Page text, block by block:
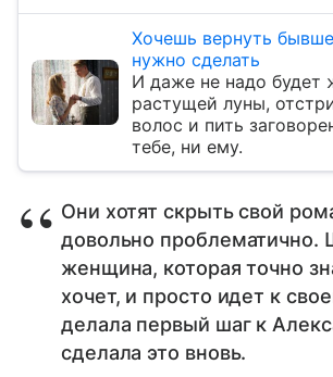
Хочешь вернуть
нужно сделать
И даже не надо будет
растущей луны,
волос и пить
тебе, ни ему.
Они хотят скрыть свой
довольно
женщина, которая точно
хочет, и просто идет к
делала первый шаг к
сделала это вновь.